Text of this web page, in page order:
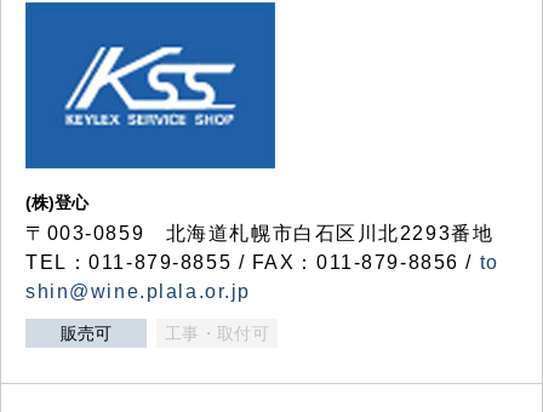
(株)登心
〒003-0859 北海道札幌市白石区川北2293番地
TEL：011-879-8855 / FAX：011-879-8856 / to
shin@wine.plala.or.jp
販売可 工事・取付可